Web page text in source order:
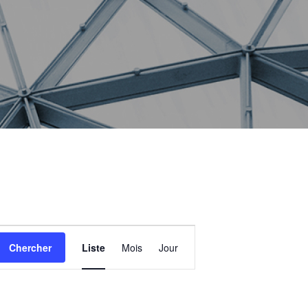
Chercher
de
vues
Liste Mois Jour